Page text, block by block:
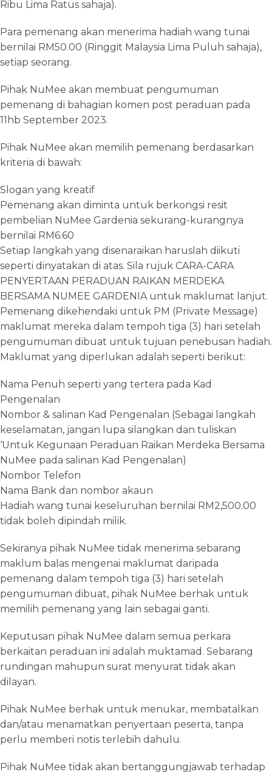
Ribu Lima Ratus sahaja).
Para pemenang akan menerima hadiah wang tunai
bernilai RM50.00 (Ringgit Malaysia Lima Puluh sahaja),
setiap seorang.
Pihak NuMee akan membuat pengumuman
pemenang di bahagian komen post peraduan pada
11hb September 2023.
Pihak NuMee akan memilih pemenang berdasarkan
kriteria di bawah:
Slogan yang kreatif
Pemenang akan diminta untuk berkongsi resit
pembelian NuMee Gardenia sekurang-kurangnya
bernilai RM6.60
Setiap langkah yang disenaraikan haruslah diikuti
seperti dinyatakan di atas. Sila rujuk CARA-CARA
PENYERTAAN PERADUAN RAIKAN MERDEKA
BERSAMA NUMEE GARDENIA untuk maklumat lanjut.
Pemenang dikehendaki untuk PM (Private Message)
maklumat mereka dalam tempoh tiga (3) hari setelah
pengumuman dibuat untuk tujuan penebusan hadiah.
Maklumat yang diperlukan adalah seperti berikut:
Nama Penuh seperti yang tertera pada Kad
Pengenalan
Nombor & salinan Kad Pengenalan (Sebagai langkah
keselamatan, jangan lupa silangkan dan tuliskan
‘Untuk Kegunaan Peraduan Raikan Merdeka Bersama
NuMee pada salinan Kad Pengenalan)
Nombor Telefon
Nama Bank dan nombor akaun
Hadiah wang tunai keseluruhan bernilai RM2,500.00
tidak boleh dipindah milik.
Sekiranya pihak NuMee tidak menerima sebarang
maklum balas mengenai maklumat daripada
pemenang dalam tempoh tiga (3) hari setelah
pengumuman dibuat, pihak NuMee berhak untuk
memilih pemenang yang lain sebagai ganti.
Keputusan pihak NuMee dalam semua perkara
berkaitan peraduan ini adalah muktamad. Sebarang
rundingan mahupun surat menyurat tidak akan
dilayan.
Pihak NuMee berhak untuk menukar, membatalkan
dan/atau menamatkan penyertaan peserta, tanpa
perlu memberi notis terlebih dahulu.
Pihak NuMee tidak akan bertanggungjawab terhadap